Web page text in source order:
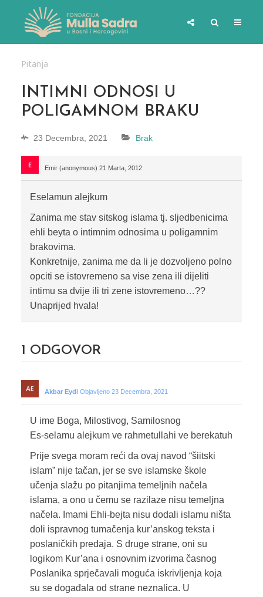
Pitanja
INTIMNI ODNOSI U
POLIGAMNOM BRAKU
23 Decembra, 2021 Brak
Emir (anonymous) 21 Marta, 2012
Eselamun alejkum
Zanima me stav sitskog islama tj. sljedbenicima
ehli beyta o intimnim odnosima u poligamnim
brakovima.
Konkretnije, zanima me da li je dozvoljeno polno
opciti se istovremeno sa vise zena ili dijeliti
intimu sa dvije ili tri zene istovremeno…??
Unaprijed hvala!
1 ODGOVOR
Akbar Eydi Objavljeno 23 Decembra, 2021
U ime Boga, Milostivog, Samilosnog
Es-selamu alejkum ve rahmetullahi ve berekatuh
Prije svega moram reći da ovaj navod “šiitski
islam” nije tačan, jer se sve islamske škole
učenja slažu po pitanjima temeljnih načela
islama, a ono u čemu se razilaze nisu temeljna
načela. Imami Ehli-bejta nisu dodali islamu ništa
doli ispravnog tumačenja kur’anskog teksta i
poslaničkih predaja. S druge strane, oni su
logikom Kur’ana i osnovnim izvorima časnog
Poslanika sprječavali moguća iskrivljenja koja
su se događala od strane neznalica. U